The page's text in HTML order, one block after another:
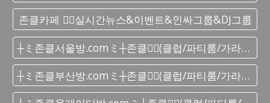
존클카페 ❤️‍🔥실시간 뉴스&이벤트&인싸그룹&DJ그룹
┼ミ존클서울방.comミ┼존클❤️‍🔥(클럽/파티룸/가라오케) - 단톡방
┼ミ존클부산방.comミ┼존클❤️‍🔥(클럽/파티룸/가라오케) - 단톡방